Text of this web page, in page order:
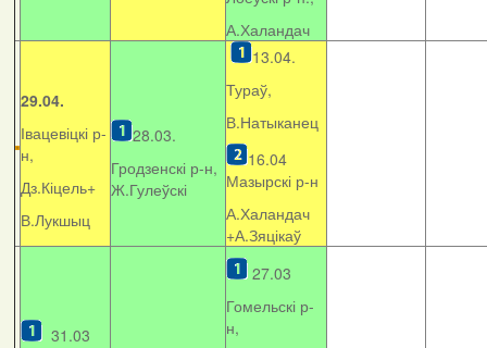
А.Халандач
29.04.
Івацевіцкі р-
н,
Дз.Кіцель+
В.Лукшыц
28.03.
Гродзенскі р-н,
Ж.Гулеўскі
13.04.
Тураў,
В.Натыканец
16.04
Мазырскі р-н
А.Халандач
+А.Зяцікаў
31.03
27.03
Гомельскі р-
н,